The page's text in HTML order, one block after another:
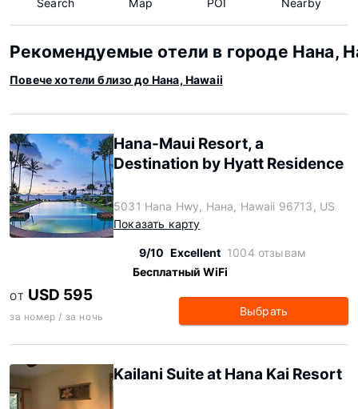
Search Map POI Nearby
Рекомендуемые отели в городе Нана,
Повече хотели близо до Нана, Hawaii
Hana-Maui Resort, a
Destination by Hyatt Residence
5031 Hana Hwy, Нана, Hawaii 96713, US
Показать карту
9/10 Excellent 1004 отзывам
Бесплатный WiFi
ОТ USD 595
за номер / за ночь Выбрать
Kailani Suite at Hana Kai Resort